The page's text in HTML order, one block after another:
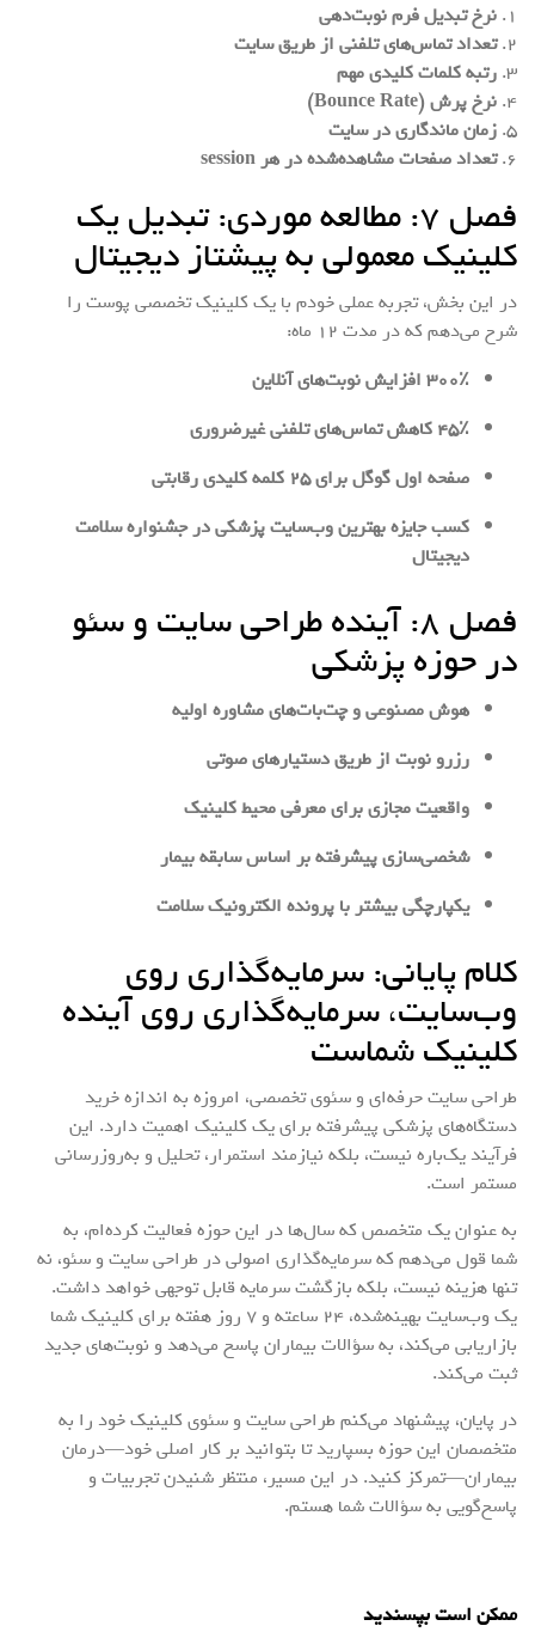
۱. نرخ تبدیل فرم نوبت‌دهی
۲. تعداد تماس‌های تلفنی از طریق سایت
۳. رتبه کلمات کلیدی مهم
۴. نرخ پرش (Bounce Rate)
۵. زمان ماندگاری در سایت
۶. تعداد صفحات مشاهده‌شده در هر session
فصل ۷: مطالعه موردی: تبدیل یک
کلینیک معمولی به پیشتاز دیجیتال
در این بخش، تجربه عملی خودم با یک کلینیک تخصصی پوست را
شرح می‌دهم که در مدت ۱۲ ماه:
۳۰۰٪ افزایش نوبت‌های آنلاین
۴۵٪ کاهش تماس‌های تلفنی غیرضروری
صفحه اول گوگل برای ۲۵ کلمه کلیدی رقابتی
کسب جایزه بهترین وب‌سایت پزشکی در جشنواره سلامت
دیجیتال
فصل ۸: آینده طراحی سایت و سئو
در حوزه پزشکی
هوش مصنوعی و چت‌بات‌های مشاوره اولیه
رزرو نوبت از طریق دستیارهای صوتی
واقعیت مجازی برای معرفی محیط کلینیک
شخصی‌سازی پیشرفته بر اساس سابقه بیمار
یکپارچگی بیشتر با پرونده الکترونیک سلامت
کلام پایانی: سرمایه‌گذاری روی
وب‌سایت، سرمایه‌گذاری روی آینده
کلینیک شماست
طراحی سایت حرفه‌ای و سئوی تخصصی، امروزه به اندازه خرید
دستگاه‌های پزشکی پیشرفته برای یک کلینیک اهمیت دارد. این
فرآیند یک‌باره نیست، بلکه نیازمند استمرار، تحلیل و به‌روزرسانی
مستمر است.
به عنوان یک متخصص که سال‌ها در این حوزه فعالیت کرده‌ام، به
شما قول می‌دهم که سرمایه‌گذاری اصولی در طراحی سایت و سئو، نه
تنها هزینه نیست، بلکه بازگشت سرمایه قابل توجهی خواهد داشت.
یک وب‌سایت بهینه‌شده، ۲۴ ساعته و ۷ روز هفته برای کلینیک شما
بازاریابی می‌کند، به سؤالات بیماران پاسخ می‌دهد و نوبت‌های جدید
ثبت می‌کند.
در پایان، پیشنهاد می‌کنم طراحی سایت و سئوی کلینیک خود را به
متخصصان این حوزه بسپارید تا بتوانید بر کار اصلی خود—درمان
بیماران—تمرکز کنید. در این مسیر، منتظر شنیدن تجربیات و
پاسخ‌گویی به سؤالات شما هستم.
ممکن است بپسندید